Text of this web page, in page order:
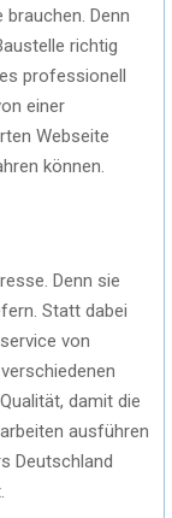
Denn
richtig
professionell
einer
Webseite
können.
Denn sie
Statt dabei
von
damit die
ausführen
Deutschland